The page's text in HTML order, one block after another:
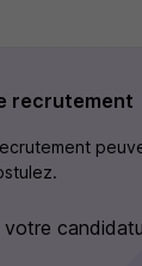
recrutement